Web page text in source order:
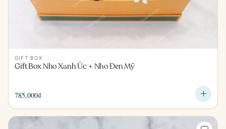
GIFT BOX
Gift Box Nho Xanh Úc + Nho Đen Mỹ
785,000₫